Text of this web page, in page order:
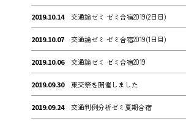
2019.10.14 交通論ゼミ ゼミ合宿2019(2日目)
2019.10.07 交通論ゼミ ゼミ合宿2019(1日目)
2019.10.06 交通論ゼミ ゼミ合宿2019
2019.09.30 東交祭を開催しました
2019.09.24 交通判例分析ゼミ夏期合宿